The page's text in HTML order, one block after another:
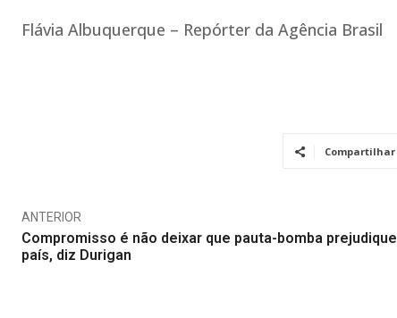
Flávia Albuquerque – Repórter da Agência Brasil
Compartilhar
ANTERIOR
Compromisso é não deixar que pauta-bomba prejudique
país, diz Durigan